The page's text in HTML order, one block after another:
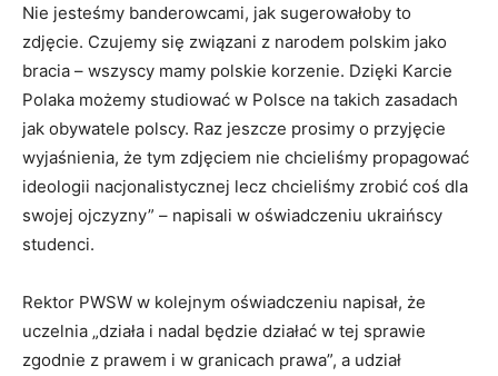
Nie jesteśmy banderowcami, jak sugerowałoby to
zdjęcie. Czujemy się związani z narodem polskim jako
bracia – wszyscy mamy polskie korzenie. Dzięki Karcie
Polaka możemy studiować w Polsce na takich zasadach
jak obywatele polscy. Raz jeszcze prosimy o przyjęcie
wyjaśnienia, że tym zdjęciem nie chcieliśmy propagować
ideologii nacjonalistycznej lecz chcieliśmy zrobić coś dla
swojej ojczyzny” – napisali w oświadczeniu ukraińscy
studenci.
Rektor PWSW w kolejnym oświadczeniu napisał, że
uczelnia „działa i nadal będzie działać w tej sprawie
zgodnie z prawem i w granicach prawa”, a udział